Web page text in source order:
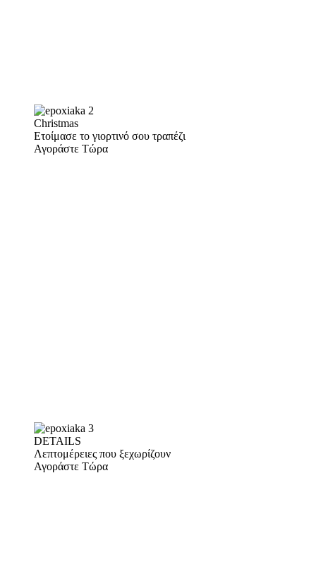
Christmas
Ετοίμασε το γιορτινό σου τραπέζι
Αγοράστε Τώρα
DETAILS
Λεπτομέρειες που ξεχωρίζουν
Αγοράστε Τώρα